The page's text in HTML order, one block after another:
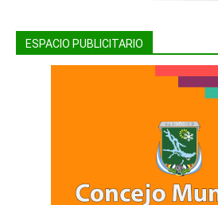
ESPACIO PUBLICITARIO